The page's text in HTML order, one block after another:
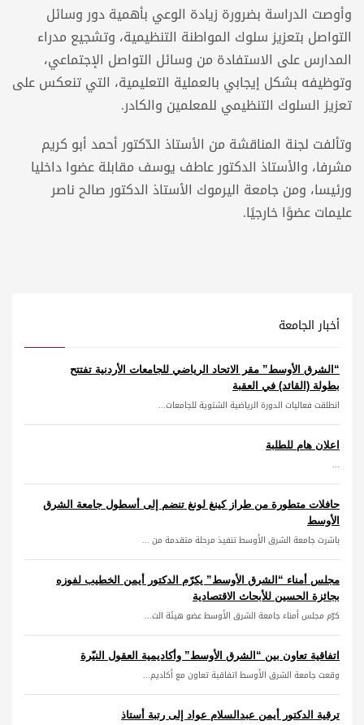
وأوصت الدراسة بضرورة زيادة الوعي بأهمية دور وسائل
التواصل بتعزيز سلوك المواطنة التنظيمية، وتشجيع مدراء
المدارس على الاستفادة من وسائل التواصل الإجتماعي،
وتوظيفه بشكل إيجابي بالعملية التعليمية، التي تنعكس على
تعزيز السلوك التنظيمي للمعلمين والكادر.
وتألفت لجنة المناقشة من الأستاذ الدّكتور أحمد أبو كريم
مشرفا، والأستاذ الدكتور عاطف يوسف مقابلة عضوا داخليا
ورئيسا، ومن جامعة اليرموك الأستاذ الدكتور صالح ناصر
عليمات عضوًا خارجيًا.
أخبار الجامعة
“الشرق الأوسط” مقر الاتحاد الرياضي للجامعات الأردنية تفتتح
بطولة (القائد) في العقبة
انطلقت فعاليات الدورة الرياضية الشتوية للجامعات...
اعلان هام للطلبة
...
حافلات متطورة من طراز كينغ لونغ تنضم إلى أسطول جامعة الشرق
الأوسط
باشرت جامعة الشرق الأوسط تنفيذ مرحلة متقدمة من ...
مجلس أمناء “الشرق الأوسط” يكرّم الدكتور أيمن الخطيب لفوزه
بجائزة الحسين للأبحاث الاقتصادية
كرّم مجلس أمناء جامعة الشرق الأوسط عضو هيئة الت...
اتفاقية تعاون بين “الشرق الأوسط” وأكاديمية العقول النيّرة
وقعت جامعة الشرق الأوسط اتفاقية تعاون مع أكاديم...
ترقية الدكتور أيمن عبدالسلام عواد إلى رتبة أستاذ